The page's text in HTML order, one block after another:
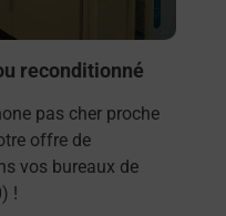
reconditionné
pas cher proche
offre de
vos bureaux de
!